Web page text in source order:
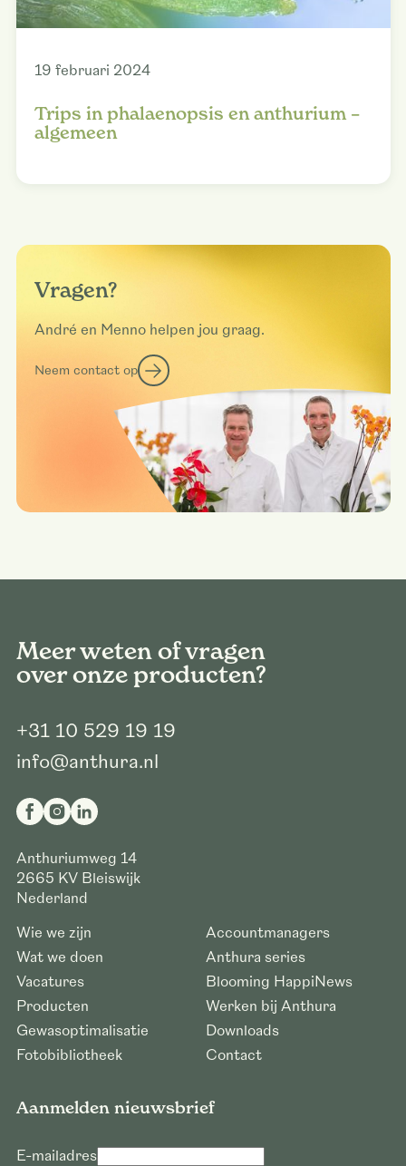
19 februari 2024
Trips in phalaenopsis en anthurium –
algemeen
Vragen?
André en Menno helpen jou graag.
Neem contact op
Meer weten of vragen
over onze producten?
+31 10 529 19 19
info@anthura.nl
Anthuriumweg 14
2665 KV Bleiswijk
Nederland
Wie we zijn
Wat we doen
Vacatures
Producten
Gewasoptimalisatie
Fotobibliotheek
Accountmanagers
Anthura series
Blooming HappiNews
Werken bij Anthura
Downloads
Contact
Aanmelden nieuwsbrief
E-mailadres